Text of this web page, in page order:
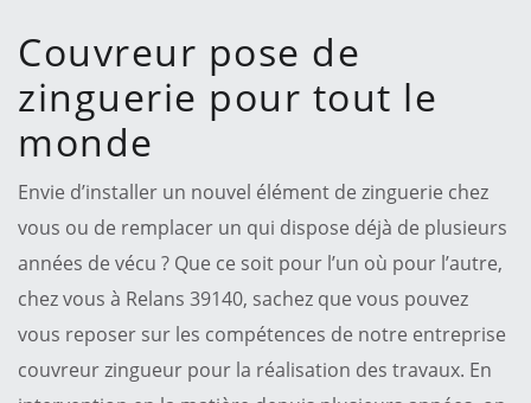
Couvreur pose de
zinguerie pour tout le
monde
Envie d’installer un nouvel élément de zinguerie chez
vous ou de remplacer un qui dispose déjà de plusieurs
années de vécu ? Que ce soit pour l’un où pour l’autre,
chez vous à Relans 39140, sachez que vous pouvez
vous reposer sur les compétences de notre entreprise
couvreur zingueur pour la réalisation des travaux. En